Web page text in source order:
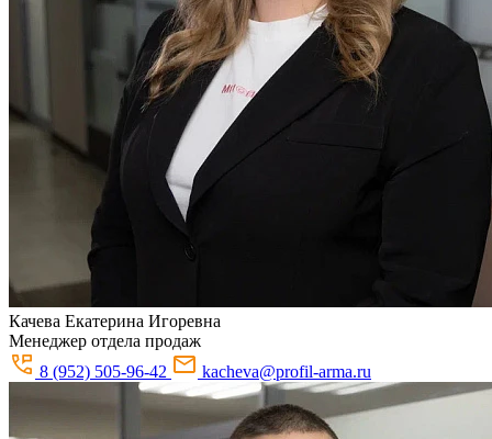
Качева Екатерина Игоревна
Менеджер отдела продаж
8 (952) 505-96-42
kacheva@profil-arma.ru